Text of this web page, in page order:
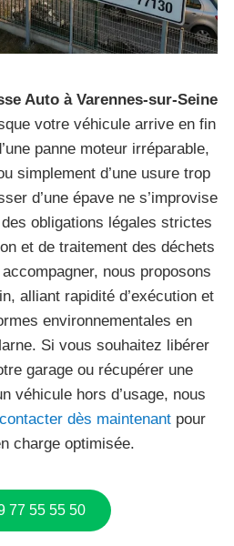
Auto à Varennes-sur-Seine
votre véhicule arrive en fin
panne moteur irréparable,
simplement d’une usure trop
d’une épave ne s’improvise
obligations légales strictes
et de traitement des déchets
nous proposons
alliant rapidité d’exécution et
environnementales en
Si vous souhaitez libérer
garage ou récupérer une
véhicule hors d’usage, nous
contacter dès maintenant pour
charge optimisée.
77 55 55 50